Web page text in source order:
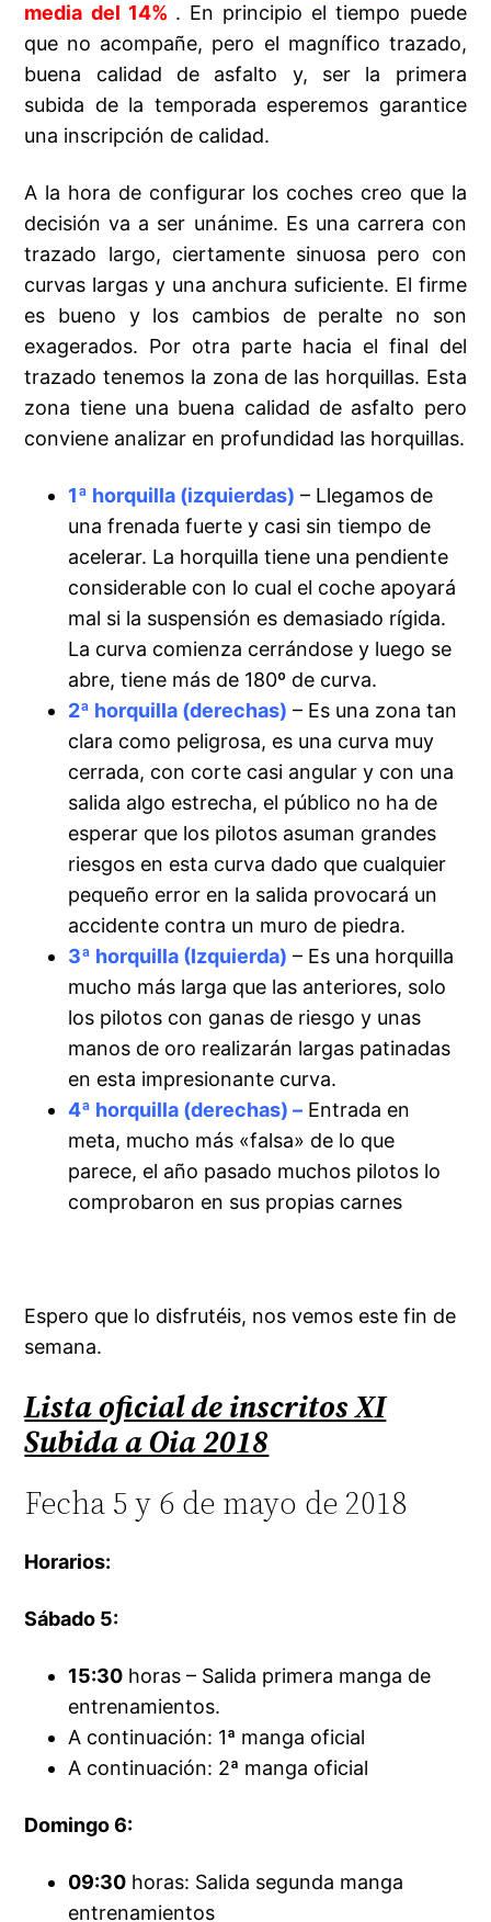
media del 14% . En principio el tiempo puede
que no acompañe, pero el magnífico trazado,
buena calidad de asfalto y, ser la primera
subida de la temporada esperemos garantice
una inscripción de calidad.
A la hora de configurar los coches creo que la
decisión va a ser unánime. Es una carrera con
trazado largo, ciertamente sinuosa pero con
curvas largas y una anchura suficiente. El firme
es bueno y los cambios de peralte no son
exagerados. Por otra parte hacia el final del
trazado tenemos la zona de las horquillas. Esta
zona tiene una buena calidad de asfalto pero
conviene analizar en profundidad las horquillas.
1ª horquilla (izquierdas) – Llegamos de
una frenada fuerte y casi sin tiempo de
acelerar. La horquilla tiene una pendiente
considerable con lo cual el coche apoyará
mal si la suspensión es demasiado rígida.
La curva comienza cerrándose y luego se
abre, tiene más de 180º de curva.
2ª horquilla (derechas) – Es una zona tan
clara como peligrosa, es una curva muy
cerrada, con corte casi angular y con una
salida algo estrecha, el público no ha de
esperar que los pilotos asuman grandes
riesgos en esta curva dado que cualquier
pequeño error en la salida provocará un
accidente contra un muro de piedra.
3ª horquilla (Izquierda) – Es una horquilla
mucho más larga que las anteriores, solo
los pilotos con ganas de riesgo y unas
manos de oro realizarán largas patinadas
en esta impresionante curva.
4ª horquilla (derechas) – Entrada en
meta, mucho más «falsa» de lo que
parece, el año pasado muchos pilotos lo
comprobaron en sus propias carnes
Espero que lo disfrutéis, nos vemos este fin de
semana.
Lista oficial de inscritos XI
Subida a Oia 2018
Fecha 5 y 6 de mayo de 2018
Horarios:
Sábado 5:
15:30 horas – Salida primera manga de
entrenamientos.
A continuación: 1ª manga oficial
A continuación: 2ª manga oficial
Domingo 6:
09:30 horas: Salida segunda manga
entrenamientos